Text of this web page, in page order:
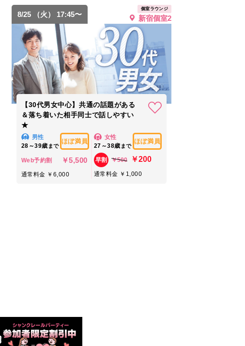
8/25 （火） 17:45〜
個室ラウンジ
新宿個室2
【30代男女中心】共通の話題がある
＆落ち着いた相手同士で話しやすい
★
男性
28～39歳 まで
ほぼ満員
Web予約割 ￥5,500
通常料金 ￥6,000
女性
27～38歳 まで
ほぼ満員
早割 ￥500 ￥200
通常料金 ￥1,000